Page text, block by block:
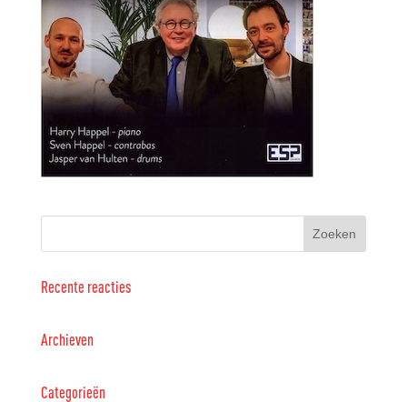
Recente reacties
Archieven
Categorieën